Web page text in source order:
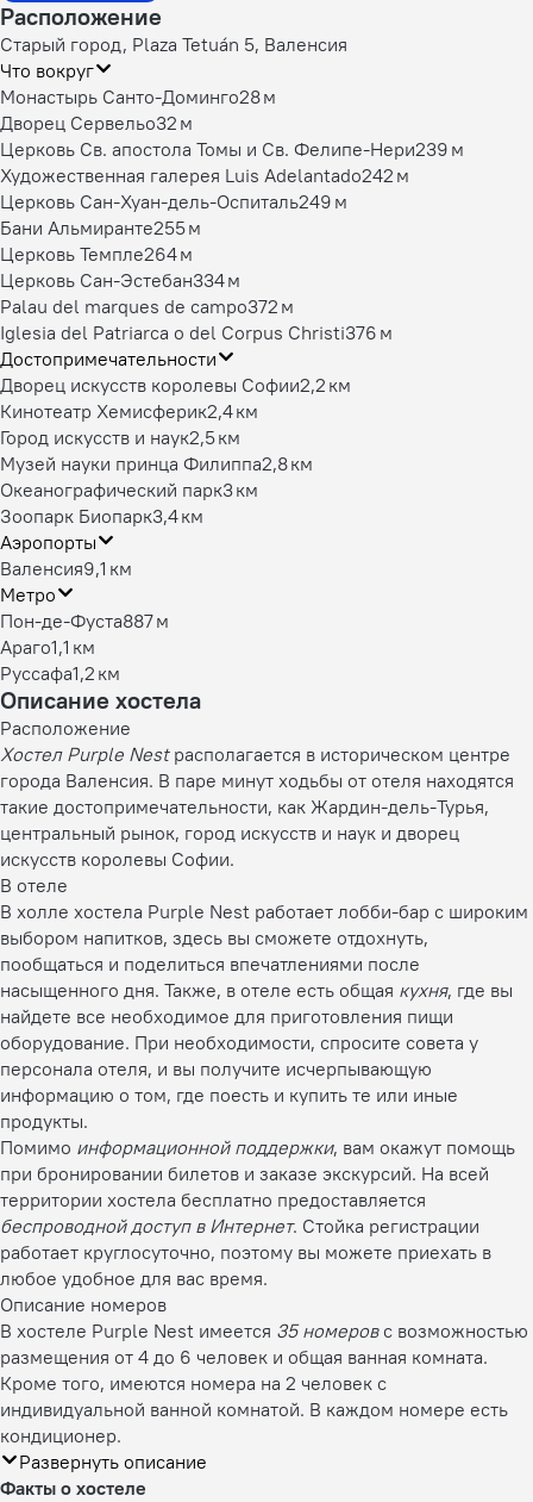
Расположение
Старый город, Plaza Tetuán 5, Валенсия
Что вокруг
Монастырь Санто-Доминго28 м
Дворец Сервельо32 м
Церковь Св. апостола Томы и Св. Фелипе-Нери239 м
Художественная галерея Luis Adelantado242 м
Церковь Сан-Хуан-дель-Оспиталь249 м
Бани Альмиранте255 м
Церковь Темпле264 м
Церковь Сан-Эстебан334 м
Palau del marques de campo372 м
Iglesia del Patriarca o del Corpus Christi376 м
Достопримечательности
Дворец искусств королевы Софии2,2 км
Кинотеатр Хемисферик2,4 км
Город искусств и наук2,5 км
Музей науки принца Филиппа2,8 км
Океанографический парк3 км
Зоопарк Биопарк3,4 км
Аэропорты
Валенсия9,1 км
Метро
Пон-де-Фуста887 м
Араго1,1 км
Руссафа1,2 км
Описание хостела
Расположение
Хостел Purple Nestрасполагается в историческом центре
города Валенсия. В паре минут ходьбы от отеля находятся
такие достопримечательности, как Жардин-дель-Турья,
центральный рынок, город искусств и наук и дворец
искусств королевы Софии.
В отеле
В холле хостела Purple Nest работает лобби-бар с широким
выбором напитков, здесь вы сможете отдохнуть,
пообщаться и поделиться впечатлениями после
насыщенного дня. Также, в отеле есть общая кухня, где вы
найдете все необходимое для приготовления пищи
оборудование. При необходимости, спросите совета у
персонала отеля, и вы получите исчерпывающую
информацию о том, где поесть и купить те или иные
продукты.
Помимо информационной поддержки, вам окажут помощь
при бронировании билетов и заказе экскурсий. На всей
территории хостела бесплатно предоставляется
беспроводной доступ в Интернет. Стойка регистрации
работает круглосуточно, поэтому вы можете приехать в
любое удобное для вас время.
Описание номеров
В хостеле Purple Nest имеется 35 номеровс возможностью
размещения от 4 до 6 человек и общая ванная комната.
Кроме того, имеются номера на 2 человек с
индивидуальной ванной комнатой. В каждом номере есть
кондиционер.
Развернуть описание
Факты о хостеле